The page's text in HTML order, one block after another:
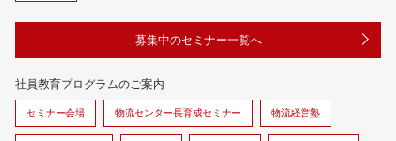
募集中のセミナー一覧へ
社員教育プログラムのご案内
セミナー会場 物流センター長育成セミナー 物流経営塾